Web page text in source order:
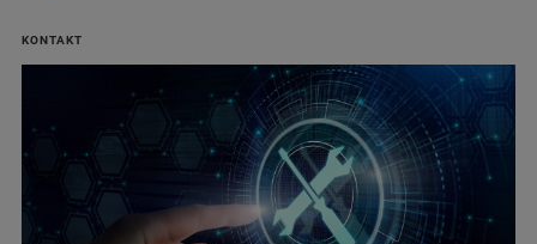
KONTAKT